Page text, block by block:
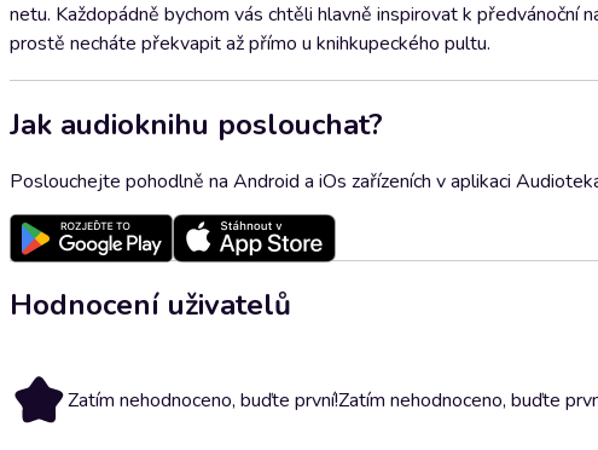
netu. Každopádně bychom vás chtěli hlavně inspirovat k
prostě necháte překvapit až přímo u knihkupeckého pultu.
Jak audioknihu poslouchat?
Poslouchejte pohodlně na Android a iOs zařízeních v aplikaci
Hodnocení uživatelů
Zatím nehodnoceno, buďte první!Zatím nehodnoceno, buďte